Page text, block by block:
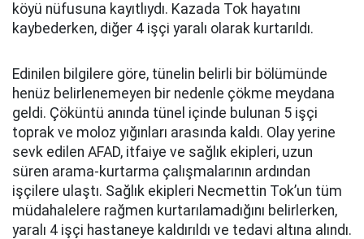
köyü nüfusuna kayıtlıydı. Kazada Tok hayatını
kaybederken, diğer 4 işçi yaralı olarak kurtarıldı.
Edinilen bilgilere göre, tünelin belirli bir bölümünde
henüz belirlenemeyen bir nedenle çökme meydana
geldi. Çöküntü anında tünel içinde bulunan 5 işçi
toprak ve moloz yığınları arasında kaldı. Olay yerine
sevk edilen AFAD, itfaiye ve sağlık ekipleri, uzun
süren arama-kurtarma çalışmalarının ardından
işçilere ulaştı. Sağlık ekipleri Necmettin Tok’un tüm
müdahalelere rağmen kurtarılamadığını belirlerken,
yaralı 4 işçi hastaneye kaldırıldı ve tedavi altına alındı.